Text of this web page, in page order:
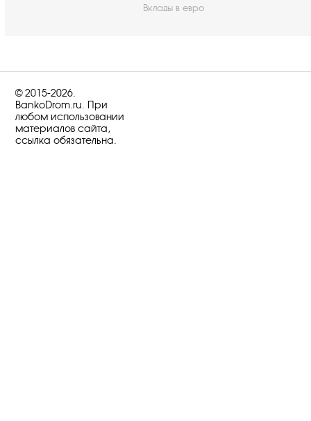
Вклады в евро
© 2015-2026.
BankoDrom.ru. При
любом использовании
материалов сайта,
ссылка обязательна.